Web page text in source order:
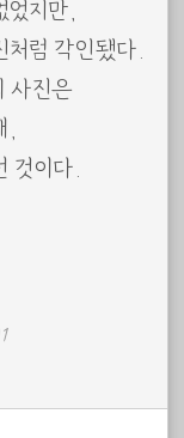
지만,
럼 각인됐다.
사진은
것이다.